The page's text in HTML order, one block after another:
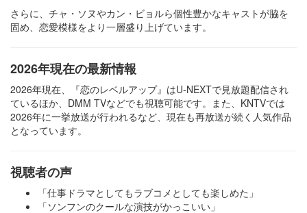
さらに、チャ・ソヌやカン・ビョルら個性豊かなキャストが脇を
固め、恋愛模様をより一層盛り上げています。
2026年現在の最新情報
2026年現在、『恋のレベルアップ』はU-NEXTで見放題配信され
ているほか、DMM TVなどでも視聴可能です。また、KNTVでは
2026年に一挙放送が行われるなど、現在も再放送が続く人気作品
となっています。
視聴者の声
「仕事ドラマとしてもラブコメとしても楽しめた」
「ソンフンのクールな演技がかっこいい」